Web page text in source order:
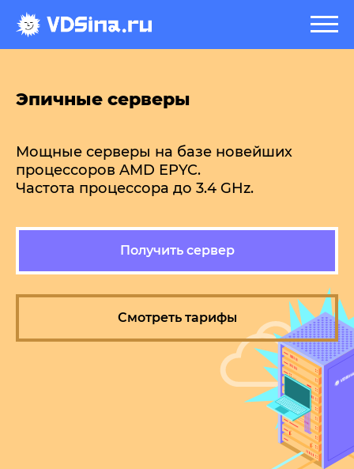
Эпичные серверы
Мощные серверы на базе новейших
процессоров AMD EPYC.
Частота процессора до 3.4 GHz.
Получить сервер
Смотреть тарифы